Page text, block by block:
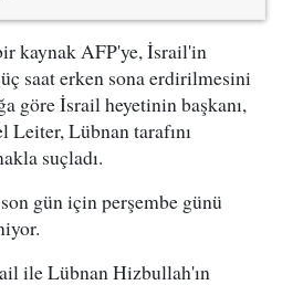
kaynak AFP'ye, İsrail'in
saat erken sona erdirilmesini
göre İsrail heyetinin başkanı,
Lübnan tarafını
suçladı.
gün için perşembe günü
ile Lübnan Hizbullah'ın